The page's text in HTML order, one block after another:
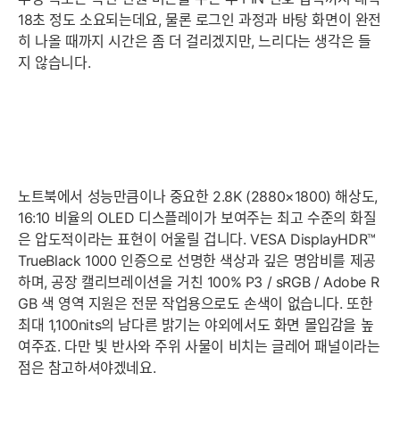
18초 정도 소요되는데요, 물론 로그인 과정과 바탕 화면이 완전
히 나올 때까지 시간은 좀 더 걸리겠지만, 느리다는 생각은 들
지 않습니다.
노트북에서 성능만큼이나 중요한 2.8K (2880×1800) 해상도,
16:10 비율의 OLED 디스플레이가 보여주는 최고 수준의 화질
은 압도적이라는 표현이 어울릴 겁니다. VESA DisplayHDR™
TrueBlack 1000 인증으로 선명한 색상과 깊은 명암비를 제공
하며, 공장 캘리브레이션을 거친 100% P3 / sRGB / Adobe R
GB 색 영역 지원은 전문 작업용으로도 손색이 없습니다. 또한
최대 1,100nits의 남다른 밝기는 야외에서도 화면 몰입감을 높
여주죠. 다만 빛 반사와 주위 사물이 비치는 글레어 패널이라는
점은 참고하셔야겠네요.